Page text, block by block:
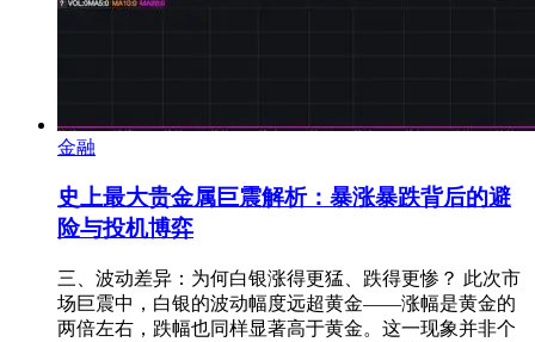
金融
史上最大贵金属巨震解析：暴涨暴跌背后的避
险与投机博弈
三、波动差异：为何白银涨得更猛、跌得更惨？ 此次市
场巨震中，白银的波动幅度远超黄金——涨幅是黄金的
两倍左右，跌幅也同样显著高于黄金。这一现象并非个